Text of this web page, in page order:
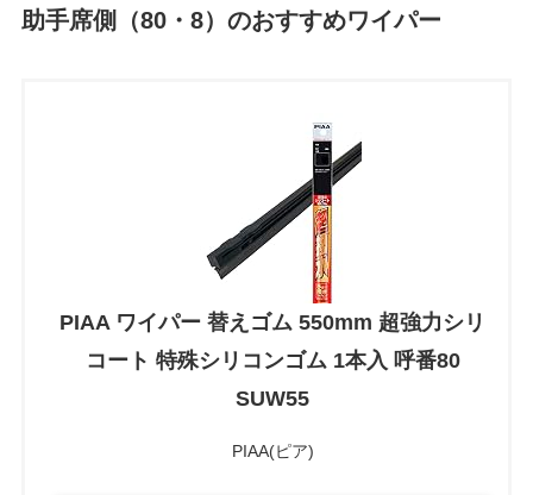
助手席側（80・8）のおすすめワイパー
PIAA ワイパー 替えゴム 550mm 超強力シリ
コート 特殊シリコンゴム 1本入 呼番80
SUW55
PIAA(ピア)